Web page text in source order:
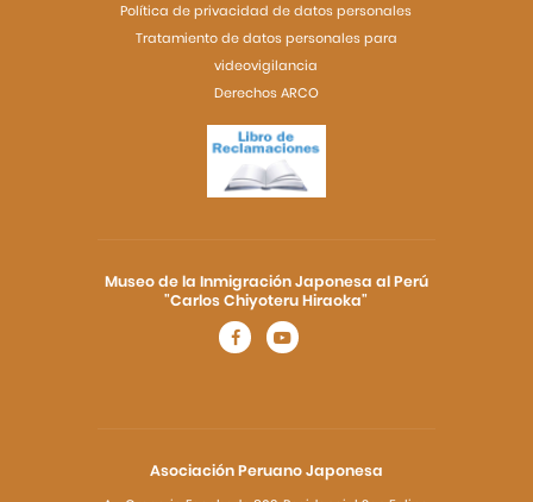
Asociación Peruano Japonesa
Museo de la Inmigración Japonesa al Perú
"Carlos Chiyoteru Hiraoka"
Política de privacidad de datos personales
Tratamiento de datos personales para
videovigilancia
Derechos ARCO